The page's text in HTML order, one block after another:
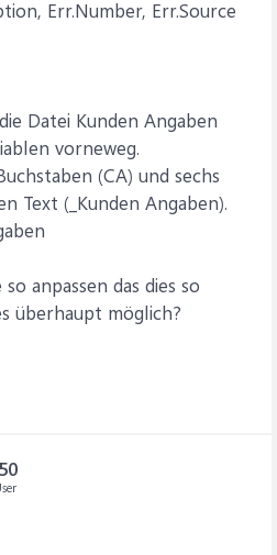
Err.Number, Err.Source
Datei Kunden Angaben
vorneweg.
(CA) und sechs
Text (_Kunden Angaben).
anpassen das dies so
überhaupt möglich?